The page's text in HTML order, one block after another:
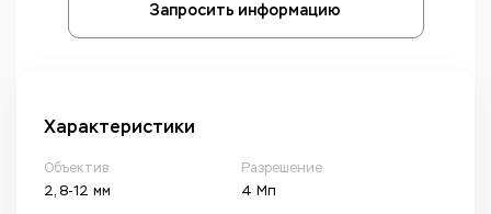
Запросить информацию
Характеристики
Объектив
2, 8-12 мм
Разрешение
4 Мп